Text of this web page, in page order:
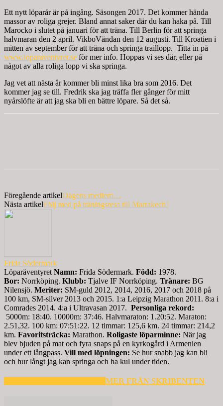
Ett nytt löparår är på ingång. Säsongen 2017. Det kommer hända
massor av roliga grejer. Bland annat saker där du kan haka på. Till
Marocko i slutet på januari för att träna. Till Berlin för att springa
halvmaran den 2 april. VikboVändan den 12 augusti. Till Kroatien i
mitten av september för att träna och springa traillopp. Titta in på
www.loparaventyret.se för mer info. Hoppas vi ses där, eller på
något av alla roliga lopp vi ska springa.
Jag vet att nästa år kommer bli minst lika bra som 2016. Det
kommer jag se till. Fredrik ska jag träffa fler gånger för mitt
nyårslöfte är att jag ska bli en bättre löpare. Så det så.
Föregående artikelDagens medlem…
Nästa artikelFölj med på träningsresa till Marrakech!
Frida Södermark
Löparäventyret Namn: Frida Södermark. Född: 1978.
Bor: Norrköping. Klubb: Tjalve IF Norrköping. Tränare: BG
Nilensjö. Meriter: SM-guld 2012, 2014, 2016, 2017 och 2018 på
100 km, SM-silver 2013 och 2015. 1:a Leipzig Marathon 2011. 8:a i
Comrades 2014. 4:a i Ultravasan 2017. Personliga rekord:
5000m: 18:40. 10000m: 37:46. Halvmaraton: 1.20:52. Maraton:
2.51,32. 100 km: 07:51:22. 12 timmar: 125,6 km. 24 timmar: 214,2
km. Favoritsträcka: Marathon. Roligaste löparminne: När jag
blev bjuden på mat och fyra snaps på en kyrkogård i Armenien
under ett långpass. Vill med löpningen: Se hur snabb jag kan bli
och hur långt jag kan springa och ha kul under tiden.
MER FRÅN SKRIBENTEN